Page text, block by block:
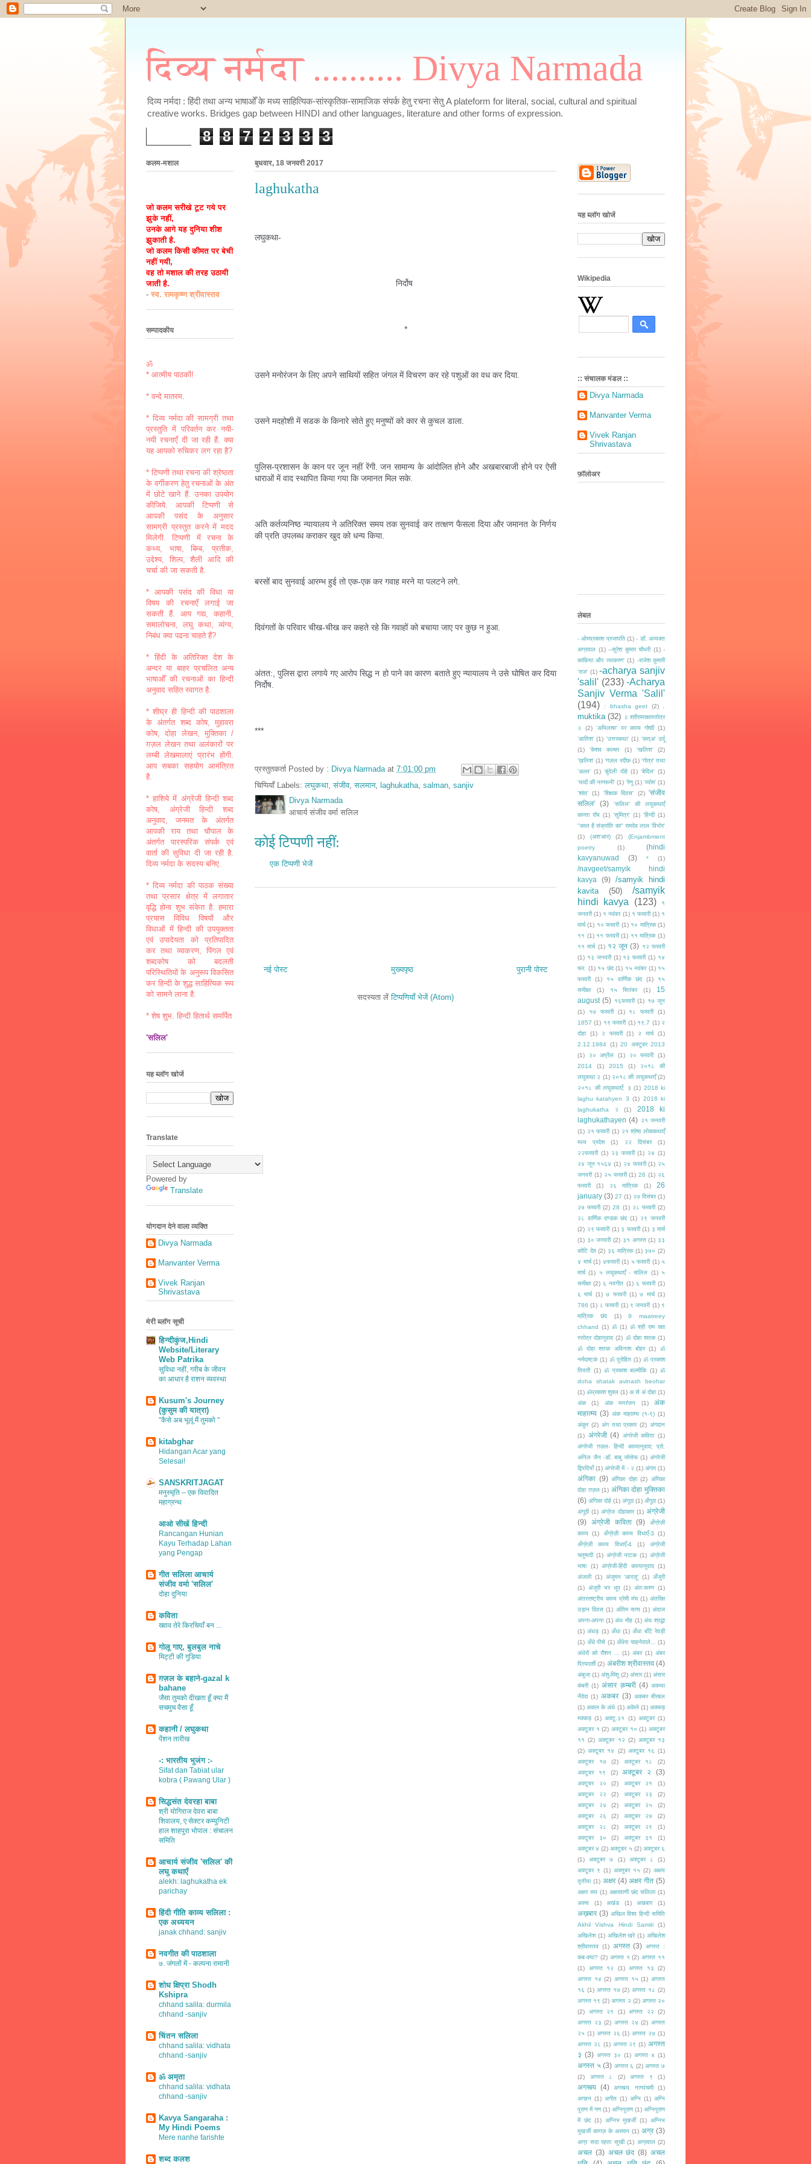
दिव्य नर्मदा .......... Divya Narmada
दिव्य नर्मदा : हिंदी तथा अन्य भाषाओँ के मध्य साहित्यिक-सांस्कृतिक-सामाजिक संपर्क हेतु रचना सेतु A plateform for literal, social, cultural and spiritual
creative works. Bridges gap between HINDI and other languages, literature and other forms of expression.
8 8 7 2 3 3 3
बुधवार, 18 जनवरी 2017
laghukatha
लघुकथा-
निर्दोष
*
उसने मनोरंजन के लिए अपने साथियों सहित जंगल में विचरण कर रहे पशुओं का वध कर दिया.
उसने मदहोशी में सडक के किनारे सोते हुए मनुष्यों को कार से कुचल डाला.
पुलिस-प्रशासन के कान पर जून नहीं रेंगी. जन सामान्य के आंदोलित होने और अखबारबाजी होने पर ऐसी
धाराओं में वाद स्थापित किया गया कि जमानत मिल सके.
अति कर्तव्यनिष्ठ न्यायालय ने अतिरिक्त समय तक सुनवाई कर तत्क्षण फैसला दिया और जमानत के निर्णय
की प्रति उपलब्ध कराकर खुद को धन्य किया.
बरसों बाद सुनवाई आरम्भ हुई तो एक-एक कर गवाह मरने या पलटने लगे.
दिवंगतों के परिवार चीख-चीख कर कहते रहे कि गवाहों को बचाया जाए पर कुछ न हुआ.
अंतत:, पुलिस द्वारा लगाये गए आरोप सिद्ध न हो पाने का कारण बताते हुए न्यायालय ने उसे घोषित कर दिया
निर्दोष.
***
प्रस्तुतकर्ता Posted by : Divya Narmada at 7:01:00 pm
चिप्पियाँ Labels:लघुकथा ,संजीव,सलमान, laghukatha salman sanjiv
Divya Narmada
आचार्य संजीव वर्मा सलिल
कोई टिप्पणी नहीं:
एक टिप्पणी भेजें
नई पोस्ट पुरानी पोस्ट
मुख्यपृष्ठ
सदस्यता लेंटिप्पणियाँ भेजें (Atom)
कलम-मशाल
जो कलम सरीखे टूट गये पर
झुके नहीं,
उनके आगे यह दुनिया शीश
झुकाती है.
जो कलम किसी कीमत पर बेची
नहीं गयी,
वह तो मशाल की तरह उठायी
जाती है.
- स्व. रामकृष्ण श्रीवास्तव
सम्पादकीय
ॐ
* आत्मीय पाठकों!
* वन्दे मातरम.
* दिव्य नर्मदा की सामग्री तथा
प्रस्तुति में परिवर्तन कर नयी-
नयी रचनाएँ दी जा रही हैं. क्या
यह आपको रुचिकर लग रहा है?
* टिप्पणी तथा रचना की श्रेष्ठता
के वर्गीकरण हेतु रचनाओं के अंत
में छोटे खाने हैं. उनका उपयोग
कीजिये. आपकी टिप्पणी से
आपकी पसंद के अनुसार
सामग्री प्रस्तुत करने में मदद
मिलेगी. टिप्पणी में रचना के
कथ्य, भाषा, बिम्ब, प्रतीक,
उद्देश्य, शिल्प, शैली आदि की
चर्चा की जा सकती है.
* आपकी पसंद की विधा या
विषय की रचनाएँ लगाई जा
सकती हैं. आप गद्य, कहानी,
समालोचना, लघु कथा, व्यंग्य,
निबंध क्या पढना चाहते हैं?
* हिंदी के अतिरिक्त देश के
अन्दर या बाहर प्रचलित अन्य
भाषाओँ की रचनाओं का हिन्दी
अनुवाद सहित स्वागत है.
* शीघ्र ही हिन्दी की पाठशाला
के अंतर्गत शब्द कोष, मुहावरा
कोष, दोहा लेखन, मुक्तिका /
ग़ज़ल लेखन तथा अलंकारों पर
लम्बी लेखमालाएं प्रारंभ होंगी.
आप सबका सहयोग आमंत्रित
है.
* हाशिये में अंग्रेजी हिन्दी शब्द
कोष, अंग्रेजी हिन्दी शब्द
अनुवाद, जनमत के अंतर्गत
आपकी राय तथा चौपाल के
अंतर्गत पारस्परिक संपर्क एवं
वार्ता की सुविधा दी जा रही है.
दिव्य नर्मदा के सदस्य बनिए.
* दिव्य नर्मदा की पाठक संख्या
तथा प्रसार क्षेत्र में लगातार
वृद्धि होना शुभ संकेत है. हमारा
प्रयास विविध विषयों और
विधाओं में हिन्दी की उपयुक्तता
एवं उपादेयता को प्रतिपादित
कर तथा व्याकरण, पिंगल एवं
शब्दकोष को बदलती
परिस्थितियों के अनुरूप विकसित
कर हिन्दी के शुद्ध साहित्यिक रूप
को सामने लाना है.
* शेष शुभ. हिन्दी हितार्थ समर्पित
'सलिल'
यह ब्लॉग खोजें
Translate
Powered by
Translate
योगदान देने वाला व्यक्ति
Divya Narmada
Manvanter Verma
Vivek Ranjan
Shrivastava
मेरी ब्लॉग सूची
हिन्दीकुंज,Hindi
Website/Literary
Web Patrika
सुविधा नहीं, गरीब के जीवन
का आधार है राशन व्यवस्था
Kusum's Journey
(कुसुम की यात्रा)
"कैसे अब भूलूं मैं तुमको "
kitabghar
Hidangan Acar yang
Selesai!
SANSKRITJAGAT
मनुस्मृति – एक विवादित
महाग्रन्थ
आओ सीखें हिन्दी
Rancangan Hunian
Kayu Terhadap Lahan
yang Pengap
गीत सलिला आचार्य
संजीव वर्मा 'सलिल'
दोहा दुनिया
कविता
ख्वाव तेरे किरचियाँ बन ...
गोलू गाए, बुलबुल नाचे
मिट्टी की गुडिया
ग़ज़ल के बहाने-gazal k
bahane
जैसा तुमको दीखता हूँ क्या मैं
सचमुच वैसा हूँ
कहानी / लघुकथा
पेंशन तारीख
-: भारतीय भुजंग :-
Sifat dan Tabiat ular
kobra ( Pawang Ular )
सिद्धसंत देवरहा बाबा
श्री योगिराज देवरा बाबा
शिवालय, ए सेक्टर कम्युनिटी
हाल शाहपुरा भोपाल : संचालन
समिति
आचार्य संजीव 'सलिल' की
लघु कथाएँ
alekh: laghukatha ek
parichay
हिंदी गीति काव्य सलिला :
एक अध्ययन
janak chhand: sanjiv
नवगीत की पाठशाला
७. जंगलों में - कल्पना रामानी
शोध क्षिप्रा Shodh
Kshipra
chhand salila: durmila
chhand -sanjiv
चिंतन सलिला
chhand salila: vidhata
chhand -sanjiv
ॐ अमृता
chhand salila: vidhata
chhand -sanjiv
Kavya Sangaraha :
My Hindi Poems
Mere nanhe farishte
शब्द कलश
यह ब्लॉग खोजें
Wikipedia
:: संचालक मंडल ::
Divya Narmada
Manvanter Verma
Vivek Ranjan
Shrivastava
फ़ॉलोअर
लेबल
- ओमप्रकाश प्रजापति (1) - डॉ. अव्यक्त
अग्रवाल (1) --सुरेश कुमार चौधरी (1) -
काफ़िया और व्याकरण' (1) -राजेश कुमारी
‘राज‘ (1) -acharya sanjiv
'salil' (233) -Acharya
Sanjiv Verma 'Salil'
(194)
: bhasha geet (2)
muktika (32)
॥ श्रीरामरक्षास्तोत्र
॥
(2) 'अभिलाषा' पर काव्य गोष्ठी (1)
'आतिश' (1) 'उत्तरकथा' (1) 'कत्अ' उर्दू
(1)
'केशव कल्चर (1) 'खलिश'
(2)
’ख़लिश' (1) 'गज़ल रदीफ़ (1) 'गोत्र' तथा
'अल्ल' (1) 'बुंदेली दोहे (1) 'बेदिल' (1)
‘यादों की नागफनी’ (1) 'रेणु (1) 'व्योम' (1)
'शांत' (1) 'शिक्षक दिवस' (2) 'संजीव
सलिल'
(3)
'सलिल' की लघुकथाएँ
कान्ता रॉय (1) 'सुमित्र' (1) ‘हिन्दी (1)
"काल है संक्रांति का" रामदेव लाल 'विभोर'
(1)
(अश'आर) (2)
(Enjambment
poetry
(1)
(hindi
kavyanuwad
(3) * (1)
/navgeet/samyik hindi
kavya
(9)
/samyik hindi
kavita
(50)
/samyik
hindi kavya
(123)
१
जनवरी (1) १ नवंबर (1) १ फरवरी (1) १
मार्च (1) १० फरवरी (1) १० मात्रिक (1)
११ (1) ११ फरवरी (1) ११ मात्रिक (1)
११ मार्च (1) १२ जून (3) १२ फरवरी
(1) १३ जनवरी (1) १३ फरवरी (1) १४
फर. (1) १५ छंद (1) १५ नवंबर (1) १५
फरवरी
(1) १५ वार्णिक छंद (1)
१५
समीक्षा
(1) १५ सितंबर (1)
15
august (5) १६फरवरी (1) १७ जून
(1)
१७ फरवरी (1) १८ फरवरी
(1)
1857 (1) १९ फरवरी (1) १९.7 (1) २
दोहा
(1) २ फरवरी (1) २ मार्च
(1)
2.12.1984 (1) 20 अक्टूबर 2013
(1)
२० अप्रैल (1) २० फरवरी
(1)
2014
(1) 2015 (1)
२०१८ की
लघुकथा २ (1) २०१८ की लघुकथाएँ (2)
२०१८ की लघुकथाएँ: ३ (1) 2018 ki
laghu katahyen 3 (1) 2018 ki
laghukatha २
(1)
2018 ki
laghukathayen (4) २१ जनवरी
(1) २१ फरवरी (1) २१ श्रेष्ठ लोककथाएँ
मध्य प्रदेश
(1) २२ दिसंबर
(1)
२२फरवरी (1) २३ फरवरी (1) २४ (1)
२४ जून १५६४ (1) २४ फरवरी (1) २५
जनवरी (1) २५ फरवरी (1) 26 (1) २६
फरवरी
(1) २६ मात्रिक (1)
26
january (3) 27 (1) २७ दिसंबर (1)
२७ फरवरी (2) 28 (1) २८ फरवरी (2)
२८ वार्णिक दण्डक छंद (1) २९ जनवरी
(2) २९ फरवरी (1) ३ फरवरी (1) ३ मार्च
(1) ३० जनवरी (2) ३१ अगस्त (1) ३३
कोटि देव (2) ३६ मात्रिक (1) ३७० (2)
४ मार्च (1) ४फरवरी (1) ५ फरवरी (1) ५
मार्च (1) ५ लघुकथाएँ - सलिल (1) ५
समीक्षा (2) ६ नवगीत (1) ६ फरवरी (1)
६ मार्च (1) ७ फरवरी (1) ७ मार्च (1)
786 (1) ८ फरवरी (1) ९ जनवरी (1) ९
मात्रिक छंद
(1)
9 maatreey
chhand (1) ॐ (1) ॐ श्री राम रक्षा
स्तोत्र दोहानुवाद (2) ॐ दोहा शतक (1)
ॐ दोहा शतक अविनाश बोहर
(1)
ॐ
नर्मदाष्टकं (1) ॐ पुरोहित (1) ॐ प्रकाश
तिवारी (1) ॐ प्रकाश बाल्मीकि (1) ॐ
doha shatak avinash beohar
(1) ॐप्रकाश शुक्ल (1) अ से अं दोहा (1)
अंक
(1) अंक मनरंजन (1)
अंक
माहात्म्य (3) अंक माहात्म्य (१-९) (1)
अंकुर (2) अंग तथा प्रकार (2) अंगदान
(1) अंगरेजी (4) अंगरेजी कविता (1)
अंगरेजी ग़ज़ल- हिन्दी काव्यानुवाद: प्रो.
अनिल जैन -डॉ. बाबु जोसेफ (1) अंगरेजी
द्विपदियाँ (1) अंगरेजी में - २ (1) अंगार (1)
अंगिका (9) अंगिका दोहा (2) अंगिका
दोहा ग़ज़ल (1) अंगिका दोहा मुक्तिका
(6) अंगिका दोहे (1) अंगूठा (1) अँगूठा (1)
अंगूठी (1) अंग्रेज दोहाकार (1) अंग्रेजी
(9)
अंग्रेजी कविता (9)
अँग्रेज़ी
काव्य (1) अँग्रेज़ी काव्य विधाएँ-3
(1)
अँग्रेज़ी काव्य विधाएँ-4
(1)
अंग्रेजी
चतुष्पदी (1) अंग्रेजी नाटक (1) अंग्रेजी
भाषा
(1) अंग्रेजी-हिंदी काव्यानुवाद (1)
अंजली (1) अंजुमन 'आरज़ू' (1) अँजुरी
(1) अंजुरी भर धूप (1) अंतःकरण (1)
अंतरराष्ट्रीय काव्य प्रेमी मंच (1) अंतरिक्ष
उड़ान दिवस (1) अंतिम सत्य (1) अंदाज
अपना-अपना (1) अंध मोह (1) अंध श्रद्धा
(1) अंधड़ (1) अँधा (1) अँधा बाँटे रेवड़ी
(1) अँधे पीसे (1) अँधेरा चाहनेवाले...
(1)
अंधेरों को रौशन ...
(1) अंबर (1) अंबर
प्रियदर्शी (2) अंबरीश श्रीवास्तव (4)
अंबुजा (1) अंशु-मिंशू (2) अंसार (1) अंसार
कंबरी (1) अंसार क़म्बरी (4) अकथा
नैवेद्य (1) अकबर (3) अकबर बीरबल
(1) अकल के अंधे (1) अकेले (1) अक्कड़
मक्कड़ (1) अक्टू.३१ (1) अक्टूबर (1)
अक्टूबर १ (2) अक्टूबर १० (1) अक्टूबर
११ (2) अक्टूबर १२ (2) अक्टूबर १३
(2) अक्टूबर १४ (2) अक्टूबर १६ (1)
अक्टूबर १७
(2) अक्टूबर १८
(2)
अक्टूबर १९
(2) अक्टूबर २ (3)
अक्टूबर २० (2) अक्टूबर २१
(1)
अक्टूबर २२
(2) अक्टूबर २३
(2)
अक्टूबर २४
(2) अक्टूबर २५
(2)
अक्टूबर २६
(2) अक्टूबर २७
(2)
अक्टूबर २८
(2) अक्टूबर २९
(1)
अक्टूबर ३०
(2) अक्टूबर ३१
(1)
अक्टूबर ४ (2) अक्टूबर ५ (2) अक्टूबर ६
(1)
अक्टूबर ७ (1) अक्टूबर ८
(1)
अक्टूबर ९ (1) अक्तूबर १५ (2) अक्षय
तृतीया (1) अक्षर (4) अक्षर गीत (5)
अक्षर रूप (1) अक्षरवाणी छंद सलिला (1)
अक्स
(1) अखंड (1) अखबार (1)
अख़बार (3) अखिल विश्व हिन्दी समिति
Akhil Vishva Hindi Samiti
(1)
अखिलेश (1) अखिलेश खरे (1) अखिलेश
श्रीवास्तव (1) अगस्त (3) अगस्त :
कब-क्या? (2) अगस्त १ (2) अगस्त ११
(1)
अगस्त १२ (1) अगस्त १३
(2)
अगस्त १४ (2) अगस्त १५ (1) अगस्त
१६ (1) अगस्त १७ (2) अगस्त १८ (2)
अगस्त १९ (2) अगस्त २ (2) अगस्त २०
(2)
अगस्त २१ (1) अगस्त २२
(2)
अगस्त २३ (2) अगस्त २४ (2) अगस्त
२५ (1) अगस्त २६ (1) अगस्त २७ (1)
अगस्त २८ (1) अगस्त २९ (1) अगस्त
३ (3) अगस्त ३० (1) अगस्त ४ (1)
अगस्त ५ (3) अगस्त ६ (2) अगस्त ७
(2)
अगस्त ८ (2) अगस्त ९ (1)
अगस्त्य (4) अगस्त्य. नागपंचमी
(1)
अगहन (1) अगीत (1) अग्नि (1) अग्नि
पुराण में गण (1) अग्निपुराण (1) अग्निपुराण
में छंद (1) अग्निभ मुखर्जी (1) अग्निभ
मुखर्जी कागज़ के अरमान (1) अग्र (3)
अग्र सदा रहता सुखी (1) अग्रवाल (2)
अचल (3) अचल छंद (8) अचल